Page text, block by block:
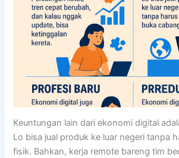
Keuntungan lain dari ekonomi digital
Lo bisa jual produk ke luar negeri tanpa
fisik. Bahkan, kerja remote bareng tim